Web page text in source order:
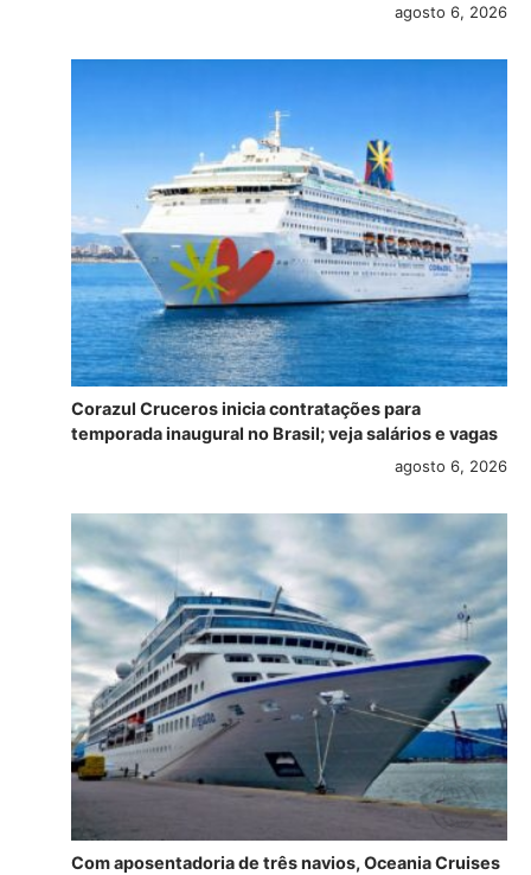
agosto 6, 2026
Corazul Cruceros inicia contratações para
temporada inaugural no Brasil; veja salários e vagas
agosto 6, 2026
Com aposentadoria de três navios, Oceania Cruises